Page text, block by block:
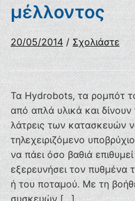
μέλλοντος
20/05/2014 / Σχολιάστε
Τα Hydrobots, τα ρομπότ
από απλά υλικά και δίνουν
λάτρεις των κατασκευών
τηλεχειριζόμενο
να πάει όσο βαθιά
εξερευνήσει τον πυθμένα
ή του ποταμού. Με τη
συσκευών […]